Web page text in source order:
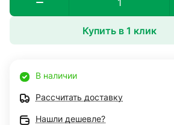
Купить в 1 клик
В наличии
Рассчитать доставку
Нашли дешевле?